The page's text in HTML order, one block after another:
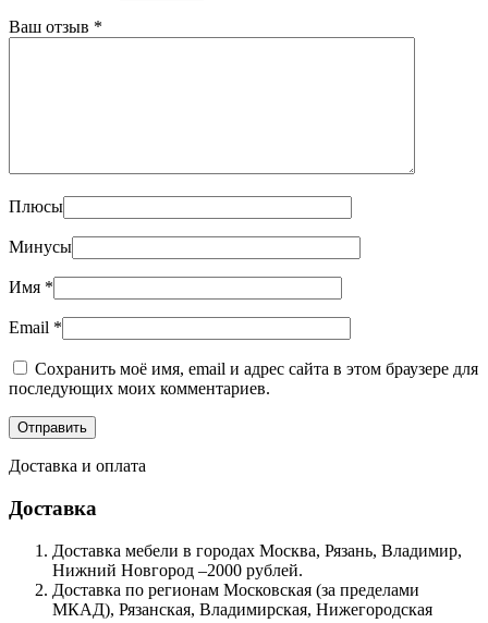
Ваш отзыв *
Плюсы
Минусы
Имя *
Email *
Сохранить моё имя, email и адрес сайта в этом браузере для
последующих моих комментариев.
Доставка и оплата
Доставка
Доставка мебели в городах Москва, Рязань, Владимир,
Нижний Новгород –2000 рублей.
Доставка по регионам Московская (за пределами
МКАД), Рязанская, Владимирская, Нижегородская